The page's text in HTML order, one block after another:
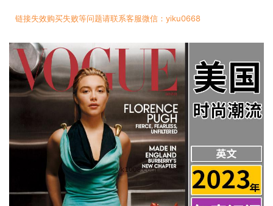
链接失效购买失败等问题请联系客服微信：yiku0668